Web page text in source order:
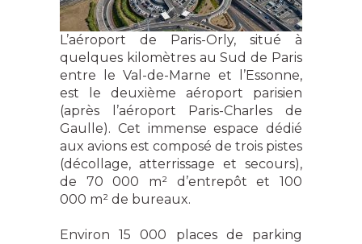
L’aéroport de Paris-Orly, situé à
quelques kilomètres au Sud de Paris
entre le Val-de-Marne et l’Essonne,
est le deuxième aéroport parisien
(après l’aéroport Paris-Charles de
Gaulle). Cet immense espace dédié
aux avions est composé de trois pistes
(décollage, atterrissage et secours),
de 70 000 m² d’entrepôt et 100
000 m² de bureaux.
Environ 15 000 places de parking